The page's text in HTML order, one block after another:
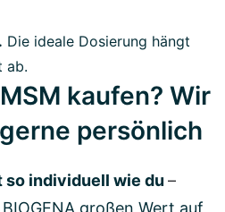
Die ideale Dosierung hängt
ab.
kaufen? Wir
persönlich
so individuell wie du –
großen Wert auf